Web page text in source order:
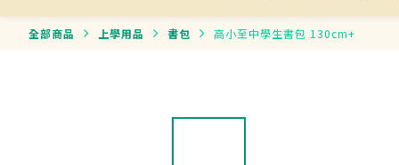
全部商品 上學用品 書包 高小至中學生書包 130cm+